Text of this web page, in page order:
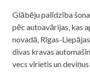
Glābēju palīdzība
pēc autoavārijas, kas
novadā, Rīgas-
divas kravas
vecs vīrietis un